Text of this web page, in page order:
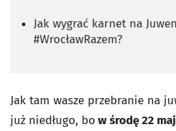
Jak wygrać karnet na
#WrocławRazem?
Jak tam wasze przebranie na
już niedługo, bo w środę 22